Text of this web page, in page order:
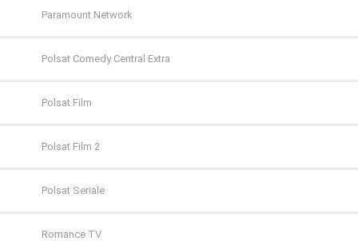
Paramount Network
Polsat Comedy Central Extra
Polsat Film
Polsat Film 2
Polsat Seriale
Romance TV